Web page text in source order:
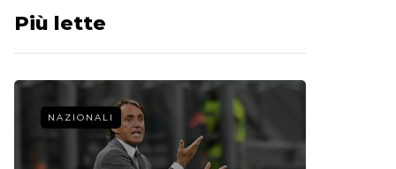
Più lette
NAZIONALI